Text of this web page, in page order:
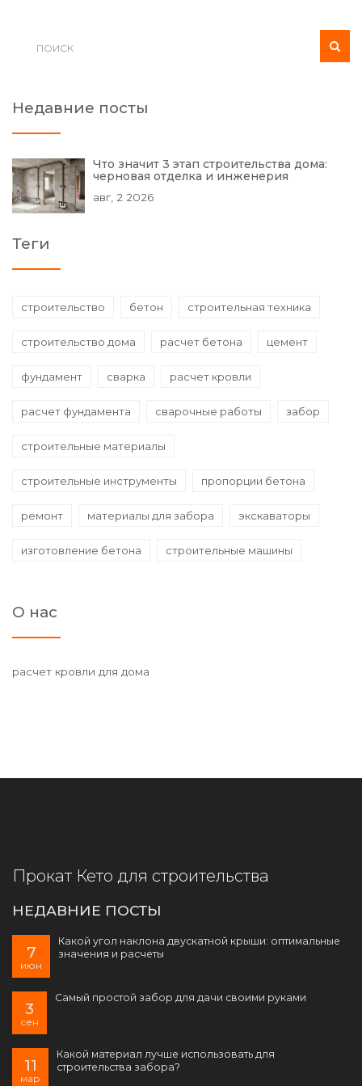
Недавние посты
Что значит 3 этап строительства дома:
черновая отделка и инженерия
авг, 2 2026
Теги
строительство бетон строительная техника
строительство дома расчет бетона цемент
фундамент сварка расчет кровли
расчет фундамента сварочные работы забор
строительные материалы
строительные инструменты пропорции бетона
ремонт материалы для забора экскаваторы
изготовление бетона строительные машины
О нас
расчет кровли для дома
Прокат Кето для строительства
НЕДАВНИЕ ПОСТЫ
7
июн
Какой угол наклона двускатной крыши: оптимальные
значения и расчеты
3
сен
Самый простой забор для дачи своими руками
11
мар
Какой материал лучше использовать для
строительства забора?